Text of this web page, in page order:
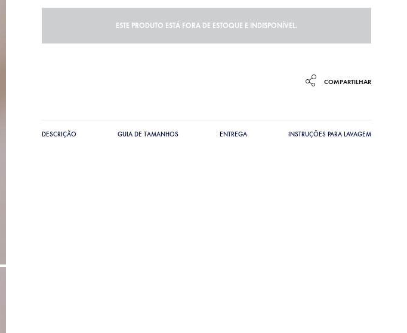
ESTE PRODUTO ESTÁ FORA DE ESTOQUE E INDISPONÍVEL.
COMPARTILHAR
DESCRIÇÃO GUIA DE TAMANHOS ENTREGA INSTRUÇÕES PARA LAVAGEM